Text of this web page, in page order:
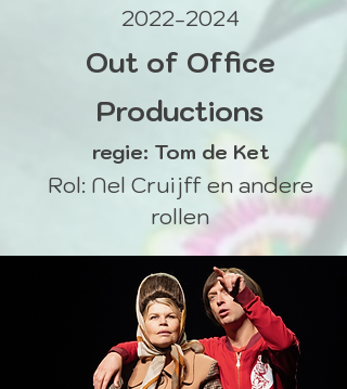
2022-2024
Out of Office
Productions
regie: Tom de Ket
Rol: Nel Cruijff en andere
rollen